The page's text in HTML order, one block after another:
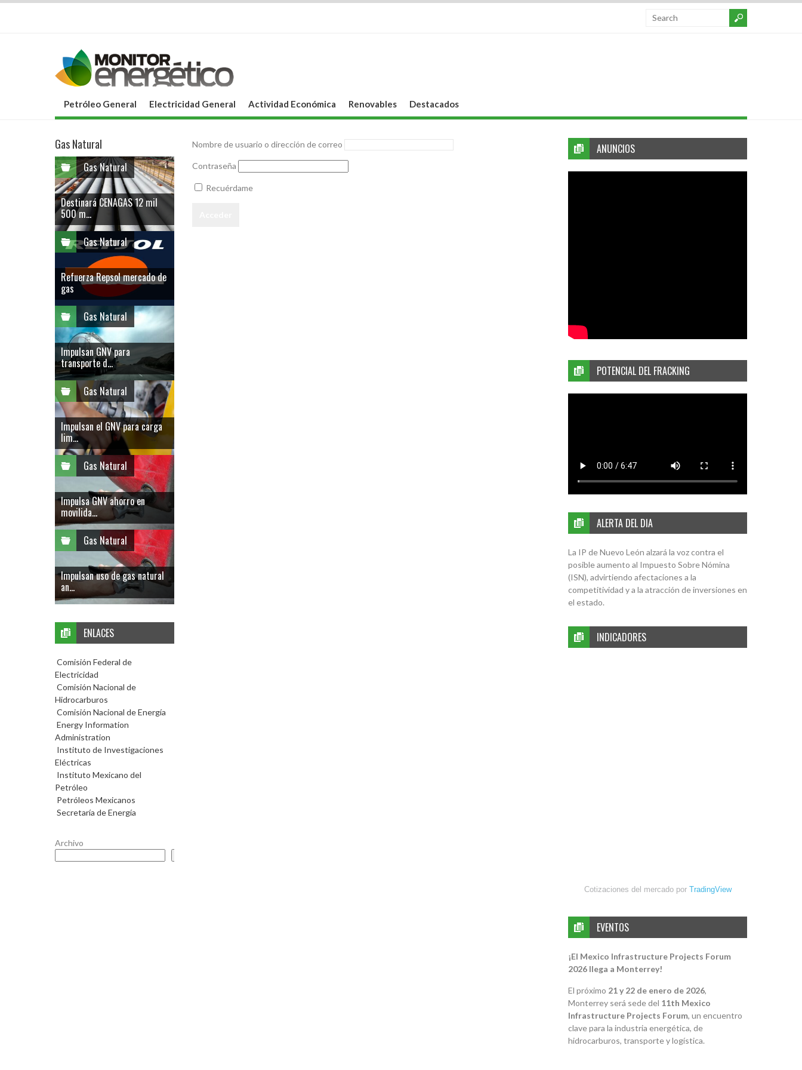
Petróleo General Electricidad General Actividad Económica Renovables Destacados
Nombre de usuario o dirección de correo
Contraseña
Recuérdame
ANUNCIOS
POTENCIAL DEL FRACKING
ALERTA DEL DIA
La IP de Nuevo León alzará la voz contra el
posible aumento al Impuesto Sobre Nómina
(ISN), advirtiendo afectaciones a la
competitividad y a la atracción de inversiones en
el estado.
INDICADORES
Cotizaciones del mercado por TradingView
EVENTOS
¡El Mexico Infrastructure Projects Forum
2026 llega a Monterrey!
El próximo 21 y 22 de enero de 2026,
Monterrey será sede del 11th Mexico
Infrastructure Projects Forum, un encuentro
clave para la industria energética, de
hidrocarburos, transporte y logística.
Gas Natural
Gas Natural
Destinará CENAGAS 12 mil
500 m...
Gas Natural
Refuerza Repsol mercado de
gas
Gas Natural
Impulsan GNV para
transporte d...
Gas Natural
Impulsan el GNV para carga
lim...
Gas Natural
Impulsa GNV ahorro en
movilida...
Gas Natural
Impulsan uso de gas natural
an...
ENLACES
Comisión Federal de
Electricidad
Comisión Nacional de
Hidrocarburos
Comisión Nacional de Energía
Energy Information
Administration
Instituto de Investigaciones
Eléctricas
Instituto Mexicano del
Petróleo
Petróleos Mexicanos
Secretaría de Energía
Archivo